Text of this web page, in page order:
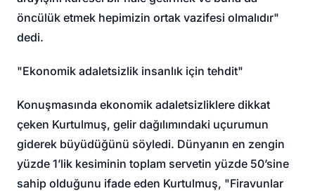
öncülük etmek hepimizin ortak vazifesi olmalıdır"
dedi.
"Ekonomik adaletsizlik insanlık için tehdit"
Konuşmasında ekonomik adaletsizliklere dikkat
çeken Kurtulmuş, gelir dağılımındaki uçurumun
giderek büyüdüğünü söyledi. Dünyanın en zengin
yüzde 1’lik kesiminin toplam servetin yüzde 50’sine
sahip olduğunu ifade eden Kurtulmuş, "Firavunlar